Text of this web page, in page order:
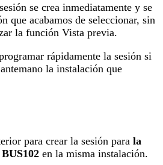
se crea inmediatamente y se
que acabamos de seleccionar, sin
la función Vista previa.
rápidamente la sesión si
la instalación que
para crear la sesión para la
en la misma instalación.